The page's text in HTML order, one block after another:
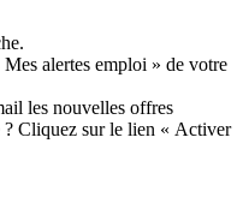
alertes emploi » de votre
les nouvelles offres
? Cliquez sur le lien « Activer